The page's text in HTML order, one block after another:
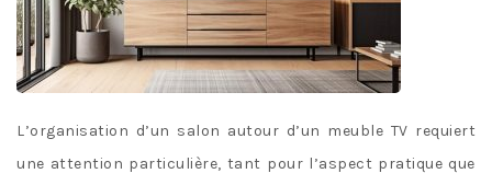
L’organisation d’un salon autour d’un meuble TV requiert
une attention particulière, tant pour l’aspect pratique que